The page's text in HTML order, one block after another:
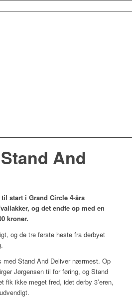
And
start i Grand Circle 4-års
og det endte op med en
kroner.
og de tre første heste fra derbyet
med Stand And Deliver nærmest. Op
Jørgensen til for føring, og Stand
fik ikke meget fred, idet derby 3’eren,